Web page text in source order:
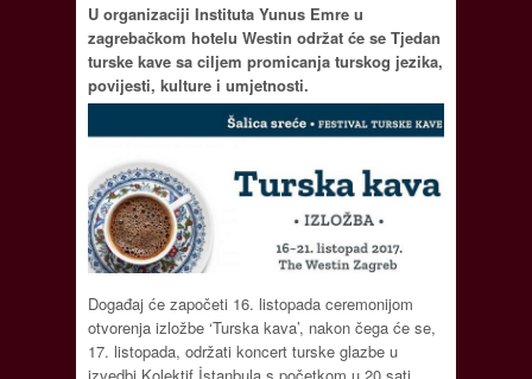
U organizaciji Instituta Yunus Emre u
zagrebačkom hotelu Westin održat će se Tjedan
turske kave sa ciljem promicanja turskog jezika,
povijesti, kulture i umjetnosti.
Događaj će započeti 16. listopada ceremonijom
otvorenja izložbe ‘Turska kava’, nakon čega će se,
17. listopada, održati koncert turske glazbe u